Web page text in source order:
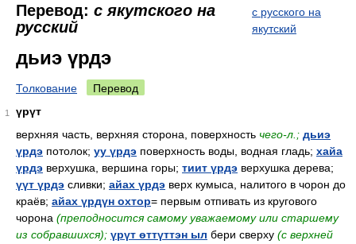
Перевод: с якутского на
русский
с русского на
якутский
дьиэ үрдэ
Толкование Перевод
1
үрүт
верхняя часть, верхняя сторона, поверхность чего-л.; дьиэ
үрдэ потолок; уу үрдэ поверхность воды, водная гладь; хайа
үрдэ верхушка, вершина горы; тиит үрдэ верхушка дерева;
үүт үрдэ сливки; айах үрдэ верх кумыса, налитого в чорон до
краёв; айах үрдүн охтор= первым отпивать из кругового
чорона (преподносится самому уважаемому или старшему
из собравшихся); үрүт өттүттэн ыл бери сверху (с верхней